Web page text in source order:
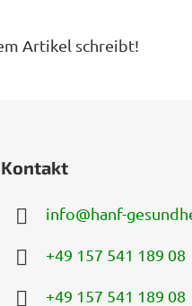
Artikel schreibt!
Kontakt
info@hanf-
+49 157 541 189 08
+49 157 541 189 08